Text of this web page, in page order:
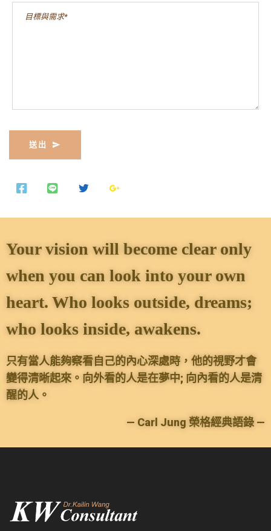
送出
Your vision will become clear only
when you can look into your own
heart. Who looks outside, dreams;
who looks inside, awakens.
只有當人能夠察看自己的內心深處時，他的視野才會
變得清晰起來。向外看的人是在夢中; 向內看的人是清
醒的人。
— Carl Jung 榮格經典語錄 —